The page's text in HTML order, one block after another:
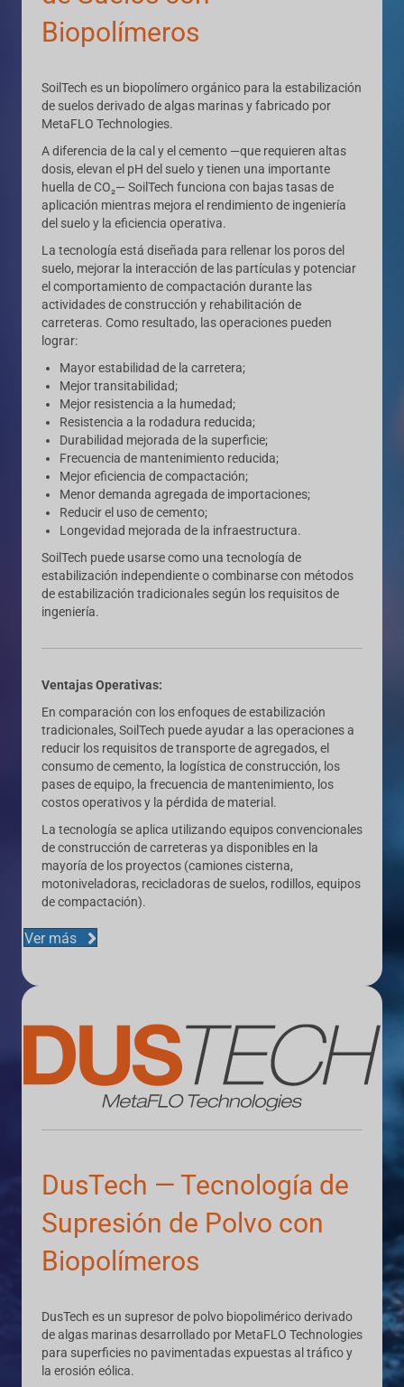
Biopolímeros
SoilTech es un biopolímero orgánico para la estabilización
de suelos derivado de algas marinas y fabricado por
MetaFLO Technologies.
A diferencia de la cal y el cemento —que requieren altas
dosis, elevan el pH del suelo y tienen una importante
huella de CO₂— SoilTech funciona con bajas tasas de
aplicación mientras mejora el rendimiento de ingeniería
del suelo y la eficiencia operativa.
La tecnología está diseñada para rellenar los poros del
suelo, mejorar la interacción de las partículas y potenciar
el comportamiento de compactación durante las
actividades de construcción y rehabilitación de
carreteras. Como resultado, las operaciones pueden
lograr:
Mayor estabilidad de la carretera;
Mejor transitabilidad;
Mejor resistencia a la humedad;
Resistencia a la rodadura reducida;
Durabilidad mejorada de la superficie;
Frecuencia de mantenimiento reducida;
Mejor eficiencia de compactación;
Menor demanda agregada de importaciones;
Reducir el uso de cemento;
Longevidad mejorada de la infraestructura.
SoilTech puede usarse como una tecnología de
estabilización independiente o combinarse con métodos
de estabilización tradicionales según los requisitos de
ingeniería.
Ventajas Operativas:
En comparación con los enfoques de estabilización
tradicionales, SoilTech puede ayudar a las operaciones a
reducir los requisitos de transporte de agregados, el
consumo de cemento, la logística de construcción, los
pases de equipo, la frecuencia de mantenimiento, los
costos operativos y la pérdida de material.
La tecnología se aplica utilizando equipos convencionales
de construcción de carreteras ya disponibles en la
mayoría de los proyectos (camiones cisterna,
motoniveladoras, recicladoras de suelos, rodillos, equipos
de compactación).
Ver más
DusTech — Tecnología de
Supresión de Polvo con
Biopolímeros
DusTech es un supresor de polvo biopolimérico derivado
de algas marinas desarrollado por MetaFLO Technologies
para superficies no pavimentadas expuestas al tráfico y
la erosión eólica.